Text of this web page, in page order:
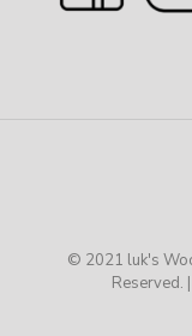
© 2021 luk's
Reserved.